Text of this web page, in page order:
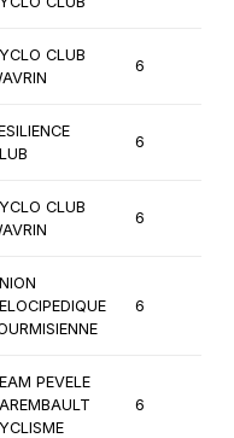
CLUB
6
6
CLUB
6
6
PEVELE
6